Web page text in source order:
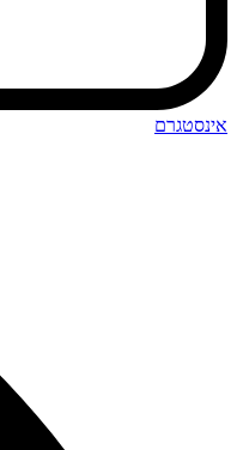
אינסטגרם